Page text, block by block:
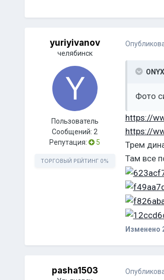
yuriyivanov
челябинск
Пользователь
Сообщений:2
Репутация:
5
ТОРГОВЫЙ РЕЙТИНГ 0%
Фото
https://
https://
Трем
Там все
Изменено
pasha1503